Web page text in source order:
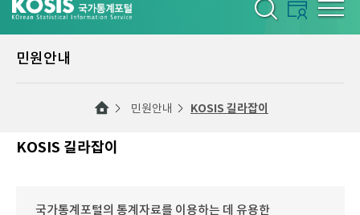
민원안내
민원안내 KOSIS 길라잡이
KOSIS 길라잡이
국가통계포털의 통계자료를 이용하는 데 유용한